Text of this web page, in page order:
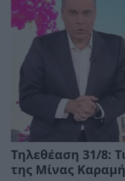
Τηλεθέαση 31/8:
της Μίνας